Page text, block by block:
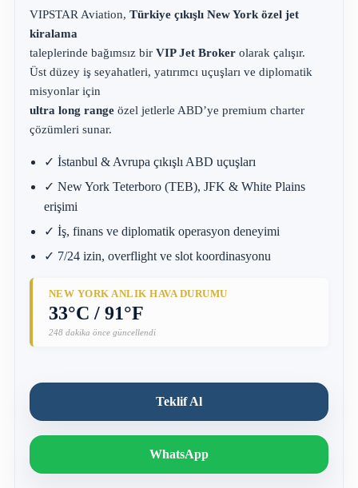
VIPSTAR Aviation, Türkiye çıkışlı New York özel jet
kiralama
taleplerinde bağımsız bir VIP Jet Brokerolarak çalışır.
Üst düzey iş seyahatleri, yatırımcı uçuşları ve diplomatik
misyonlar için
ultra long rangeözel jetlerle ABD’ye premium charter
çözümleri sunar.
✓ İstanbul & Avrupa çıkışlı ABD uçuşları
✓ New York Teterboro (TEB), JFK & White Plains
erişimi
✓ İş, finans ve diplomatik operasyon deneyimi
✓ 7/24 izin, overflight ve slot koordinasyonu
NEW YORK ANLIK HAVA DURUMU
33°C / 91°F
248 dakika önce güncellendi
Teklif Al
WhatsApp